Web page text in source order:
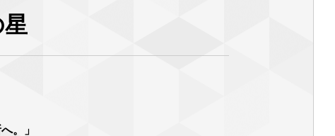
。」